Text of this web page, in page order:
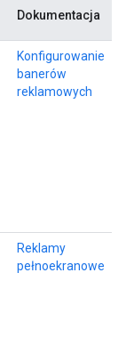
Dokumentacja
Konfigurowanie
banerów
reklamowych
Reklamy
pełnoekranowe